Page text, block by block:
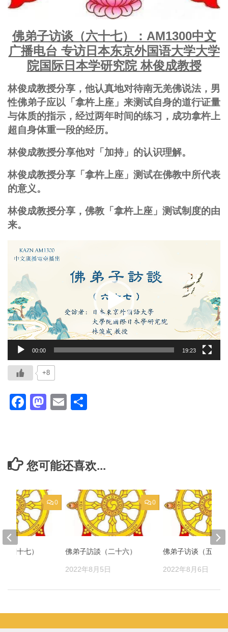
佛弟子访谈（六十七）：AM1300中文
广播电台 专访日本东京外国语大学大学
院国际日本学研究院 林俊成教授
林俊成教授分享，他认真地对待南无羌佛说法，男
性佛弟子应以「拿杵上座」来测试自身的道行证量
与体质的指示，经过两年时间的练习，成功拿杵上
超自身体重一段的经历。
林俊成教授分享他对「加持」的认识理解。
林俊成教授分享「拿杵上座」测试在佛教中所代表
的意义。
林俊成教授分享，佛教「拿杵上座」测试制度的由
来。
频
放
器
00:00 19:23
+8
Facebook
Mastodon
Email
您可能还喜欢...
0
佛弟子訪談（二十六）
2022年8月5日
佛弟子访谈（五十
2022年8月6日
0
四十七）